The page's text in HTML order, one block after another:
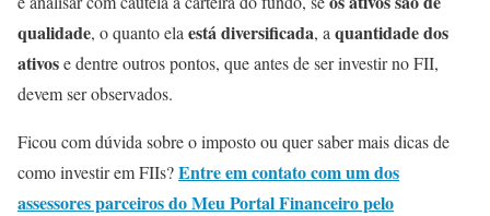
qualidade, o quanto ela está diversificada, a quantidade dos
ativose dentre outros pontos, que antes de ser investir no FII,
devem ser observados.
Ficou com dúvida sobre o imposto ou quer saber mais dicas de
como investir em FIIs?Entre em contato com um dos
assessores parceiros do Meu Portal Financeiro pelo